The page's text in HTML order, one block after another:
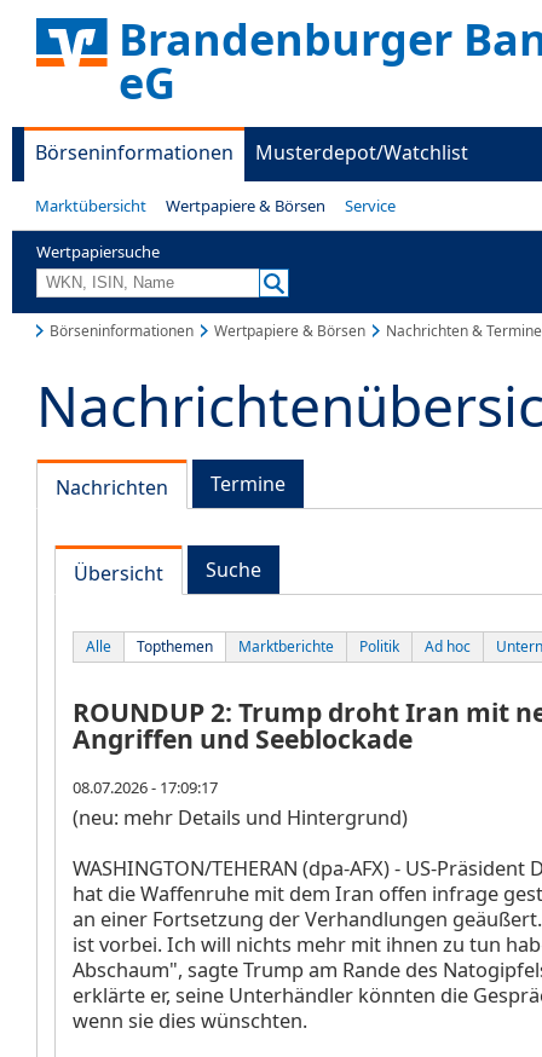
Brandenburger
eG
Börseninformationen Musterdepot/Watchlist
Marktübersicht Wertpapiere & Börsen Service
Wertpapiersuche
Börseninformationen Wertpapiere & Börsen Nachrichten & Termine
Nachrichten Termine
Übersicht Suche
Alle Topthemen Marktberichte Politik Ad hoc
ROUNDUP 2: Trump droht Iran mit
Angriffen und Seeblockade
08.07.2026 - 17:09:17
(neu: mehr Details und Hintergrund)
WASHINGTON/TEHERAN (dpa-AFX) - US-Präsident
hat die Waffenruhe mit dem Iran offen infrage
an einer Fortsetzung der Verhandlungen
ist vorbei. Ich will nichts mehr mit ihnen zu tun
Abschaum", sagte Trump am Rande des
erklärte er, seine Unterhändler könnten die
wenn sie dies wünschten.